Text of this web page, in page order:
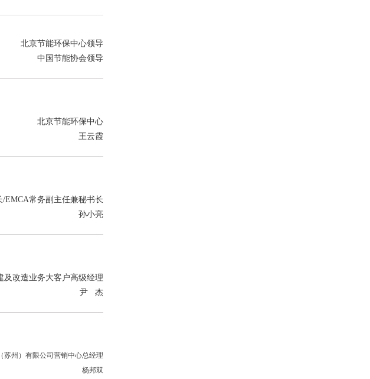
北京节能环保中心领导
中国节能协会领导
北京节能环保中心
王云霞
EMCA常务副主任兼秘书长
孙小亮
及改造业务大客户高级经理
尹 杰
苏州）有限公司营销中心总经理
杨邦双